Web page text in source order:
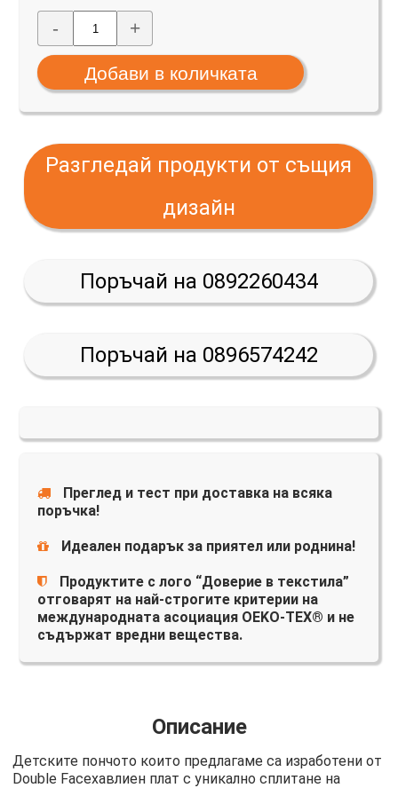
- +
Разгледай продукти от същия
дизайн
Поръчай на 0892260434
Поръчай на 0896574242
Преглед и тест при доставка на всяка
поръчка!
Идеален подарък за приятел или роднина!
Продуктите с лого “Доверие в текстила”
отговарят на най-строгите критерии на
международната асоциация OEKO-TEX® и не
съдържат вредни вещества.
Описание
Детските пончото които предлагаме са изработени от
Double Faceхавлиен плат с уникално сплитане на